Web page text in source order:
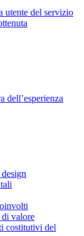
utente del servizio
dell’esperienza
di valore
costitutivi del